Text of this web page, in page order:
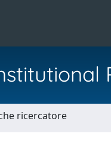
ricercatore